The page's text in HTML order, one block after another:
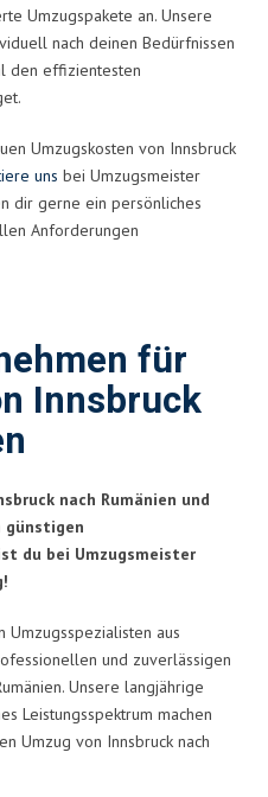
Umzugspakete an. Unsere
nach deinen Bedürfnissen
den effizientesten
Umzugskosten von Innsbruck
uns bei Umzugsmeister
dir gerne ein persönliches
Anforderungen
für
Innsbruck
nach Rumänien und
günstigen
du bei Umzugsmeister
Umzugsspezialisten aus
und zuverlässigen
Unsere langjährige
Leistungsspektrum machen
Umzug von Innsbruck nach